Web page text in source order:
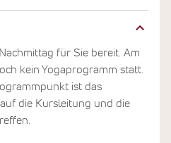
für Sie bereit. Am
kein Yogaprogramm statt.
ist das
die Kursleitung und die